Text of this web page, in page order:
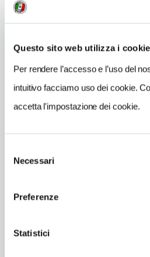
Questo sito web utilizza i cookie
Per rendere l’accesso e l’uso del
intuitivo facciamo uso dei cookie.
accetta l'impostazione dei cookie.
delNecessari
Preferenze
Statistici
Loiri Porto San Paolo (SS)
SITO WEB
NUMERO CAMERE
NUMERO APPARTAMENTI